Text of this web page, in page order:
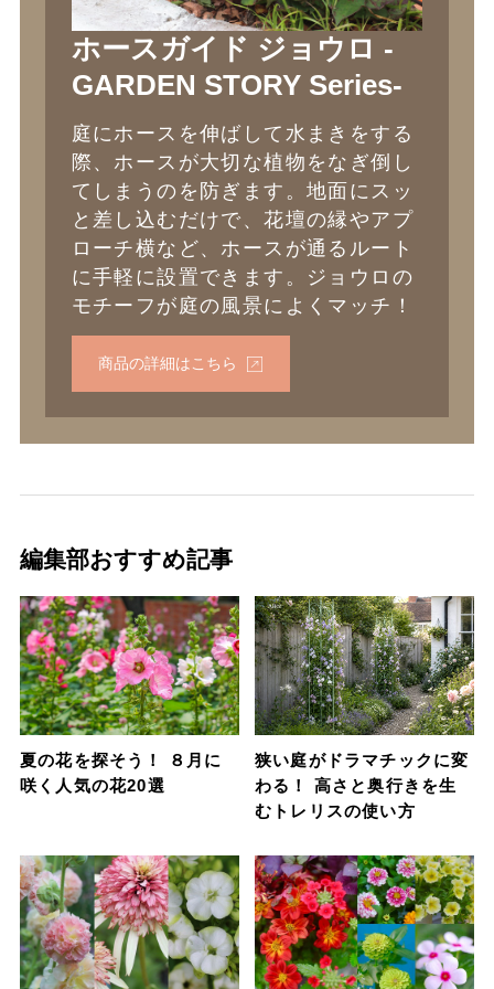
ホースガイド ジョウロ -
GARDEN STORY Series-
庭にホースを伸ばして水まきをする
際、ホースが大切な植物をなぎ倒し
てしまうのを防ぎます。地面にスッ
と差し込むだけで、花壇の縁やアプ
ローチ横など、ホースが通るルート
に手軽に設置できます。ジョウロの
モチーフが庭の風景によくマッチ！
商品の詳細はこちら
編集部おすすめ記事
夏の花を探そう！ ８月に
咲く人気の花20選
狭い庭がドラマチックに変
わる！ 高さと奥行きを生
むトレリスの使い方